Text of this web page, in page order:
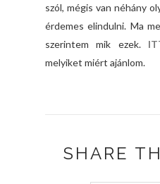
szól, mégis van néhány
érdemes elindulni. Ma
szerintem mik ezek.
melyiket miért ajánlom.
SHARE